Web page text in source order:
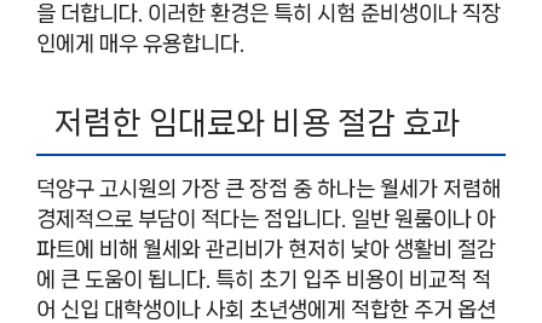
을 더합니다. 이러한 환경은 특히 시험 준비생이나 직장
인에게 매우 유용합니다.
저렴한 임대료와 비용 절감 효과
덕양구 고시원의 가장 큰 장점 중 하나는 월세가 저렴해
경제적으로 부담이 적다는 점입니다. 일반 원룸이나 아
파트에 비해 월세와 관리비가 현저히 낮아 생활비 절감
에 큰 도움이 됩니다. 특히 초기 입주 비용이 비교적 적
어 신입 대학생이나 사회 초년생에게 적합한 주거 옵션